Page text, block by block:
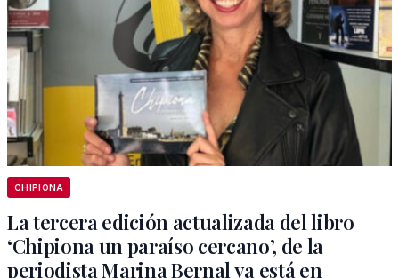
CHIPIONA
La tercera edición actualizada del libro
‘Chipiona un paraíso cercano’, de la
periodista Marina Bernal ya está en